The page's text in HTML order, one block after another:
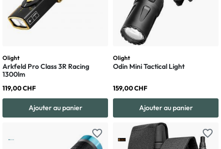
Olight
Arkfeld Pro Class 3R Racing
1300lm
119,00 CHF
Ajouter au panier
Olight
Odin Mini Tactical Light
159,00 CHF
Ajouter au panier
favorite_border favorite_border